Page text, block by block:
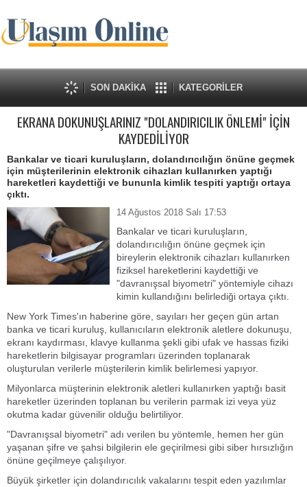
SON DAKİKA KATEGORİLER
EKRANA DOKUNUŞLARINIZ "DOLANDIRICILIK ÖNLEMİ" İÇİN
KAYDEDİLİYOR
Bankalar ve ticari kuruluşların, dolandırıcılığın önüne geçmek
için müşterilerinin elektronik cihazları kullanırken yaptığı
hareketleri kaydettiği ve bununla kimlik tespiti yaptığı ortaya
çıktı.
14 Ağustos 2018 Salı 17:53
Bankalar ve ticari kuruluşların,
dolandırıcılığın önüne geçmek için
bireylerin elektronik cihazları kullanırken
fiziksel hareketlerini kaydettiği ve
"davranışsal biyometri" yöntemiyle cihazı
kimin kullandığını belirlediği ortaya çıktı.
New York Times'ın haberine göre, sayıları her geçen gün artan
banka ve ticari kuruluş, kullanıcıların elektronik aletlere dokunuşu,
ekranı kaydırması, klavye kullanma şekli gibi ufak ve hassas fiziki
hareketlerin bilgisayar programları üzerinden toplanarak
oluşturulan verilerle müşterilerin kimlik belirlemesi yapıyor.
Milyonlarca müşterinin elektronik aletleri kullanırken yaptığı basit
hareketler üzerinden toplanan bu verilerin parmak izi veya yüz
okutma kadar güvenilir olduğu belirtiliyor.
"Davranışsal biyometri" adı verilen bu yöntemle, hemen her gün
yaşanan şifre ve şahsi bilgilerin ele geçirilmesi gibi siber hırsızlığın
önüne geçilmeye çalışılıyor.
Büyük şirketler için dolandırıcılık vakalarını tespit eden yazılımlar